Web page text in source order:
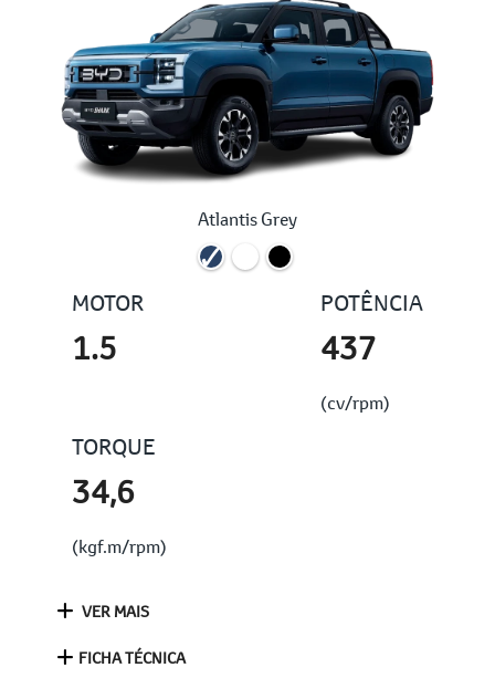
Atlantis Grey
MOTOR
1.5
POTÊNCIA
437
(cv/rpm)
TORQUE
34,6
(kgf.m/rpm)
VER MAIS
FICHA TÉCNICA